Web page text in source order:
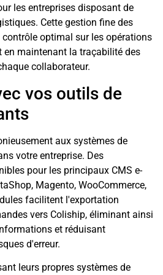
les entreprises disposant de
Cette gestion fine des
optimal sur les opérations
maintenant la traçabilité des
collaborateur.
vos outils de
aux systèmes de
votre entreprise. Des
pour les principaux CMS e-
Magento, WooCommerce,
facilitent l'exportation
vers Coliship, éliminant ainsi
et réduisant
d'erreur.
leurs propres systèmes de